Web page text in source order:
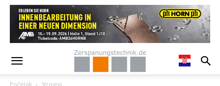
Početak Strojevi